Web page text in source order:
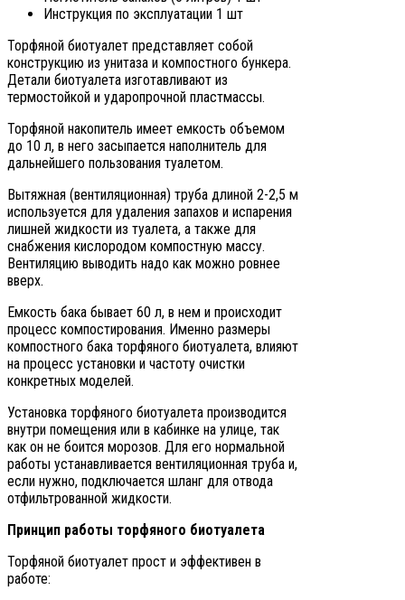
Инструкция по эксплуатации 1 шт
Торфяной биотуалет представляет собой
конструкцию из унитаза и компостного бункера.
Детали биотуалета изготавливают из
термостойкой и ударопрочной пластмассы.
Торфяной накопитель имеет емкость объемом
до 10 л, в него засыпается наполнитель для
дальнейшего пользования туалетом.
Вытяжная (вентиляционная) труба длиной 2-2,5 м
используется для удаления запахов и испарения
лишней жидкости из туалета, а также для
снабжения кислородом компостную массу.
Вентиляцию выводить надо как можно ровнее
вверх.
Емкость бака бывает 60 л, в нем и происходит
процесс компостирования. Именно размеры
компостного бака торфяного биотуалета, влияют
на процесс установки и частоту очистки
конкретных моделей.
Установка торфяного биотуалета производится
внутри помещения или в кабинке на улице, так
как он не боится морозов. Для его нормальной
работы устанавливается вентиляционная труба и,
если нужно, подключается шланг для отвода
отфильтрованной жидкости.
Принцип работы торфяного биотуалета
Торфяной биотуалет прост и эффективен в
работе: